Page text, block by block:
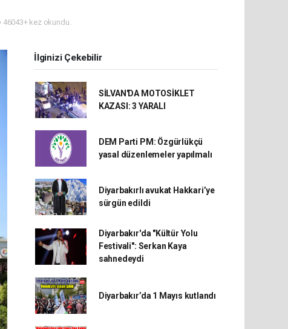
46043+ kez okundu.
İlginizi Çekebilir
SİLVAN'DA MOTOSİKLET
KAZASI: 3 YARALI
DEM Parti PM: Özgürlükçü
yasal düzenlemeler yapılmalı
Diyarbakırlı avukat Hakkari’ye
sürgün edildi
Diyarbakır'da "Kültür Yolu
Festivali": Serkan Kaya
sahnedeydi
Diyarbakır’da 1 Mayıs kutlandı